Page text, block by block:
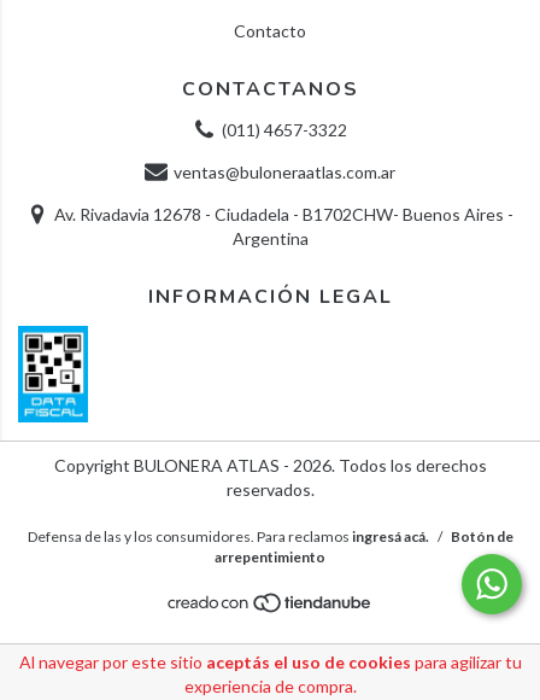
Al navegar por este sitio aceptás el uso de cookies para agilizar tu
experiencia de compra.
Contacto
CONTACTANOS
(011) 4657-3322
ventas@buloneraatlas.com.ar
Av. Rivadavia 12678 - Ciudadela - B1702CHW- Buenos Aires -
Argentina
INFORMACIÓN LEGAL
Copyright BULONERA ATLAS - 2026. Todos los derechos
reservados.
Defensa de las y los consumidores. Para reclamos ingresá acá. / Botón de
arrepentimiento